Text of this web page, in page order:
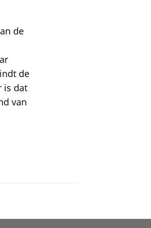
de
de
is dat
van